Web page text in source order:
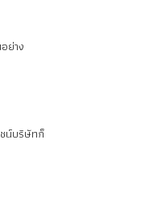
ย่าง
ชน์บริษัทก็